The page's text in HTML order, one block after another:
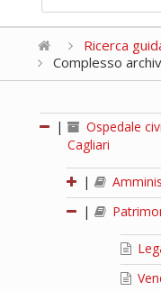
Ricerca
Complesso
|
Ospedale
Cagliari
|
|